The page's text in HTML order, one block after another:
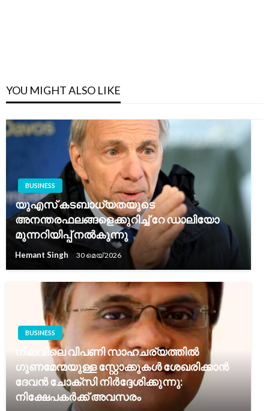
YOU MIGHT ALSO LIKE
BUSINESS
യുഎസ് കടബാധ്യതയുടെ
അനന്തരഫലങ്ങളെക്കുറിച്ച് റേ ഡാലിയോ
മുന്നറിയിപ്പ് നൽകുന്നു
Hemant Singh 30 മെയ്‌ 2026
BUSINESS
നിലവിലെ വിപണി സാഹചര്യത്തിൽ
ഗുണമേന്മയുള്ള സ്റ്റോക്കുകൾ ശേഖരിക്കാൻ
ദേവൻ ചോക്സി നിർദ്ദേശിക്കുന്നു:
നിക്ഷേപകർക്ക് അവസരം